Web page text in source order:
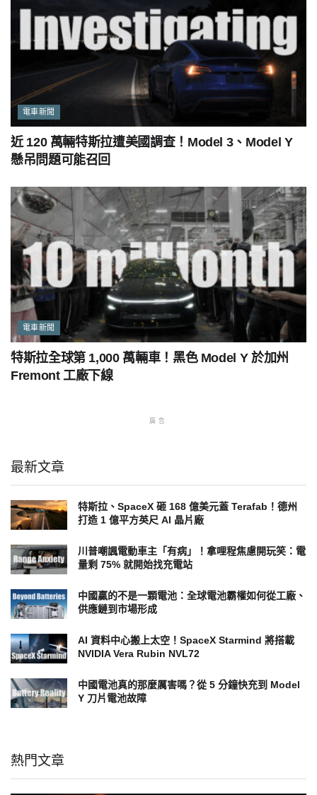
電車新聞
近 120 萬輛特斯拉遭美國調查！Model 3、Model Y
懸吊問題可能召回
電車新聞
特斯拉全球第 1,000 萬輛車！黑色 Model Y 於加州
Fremont 工廠下線
廣告
最新文章
特斯拉、SpaceX 砸 168 億美元蓋 Terafab！德州
打造 1 億平方英尺 AI 晶片廠
川普嘲諷電動車主「有病」！拿哩程焦慮開玩笑：電
量剩 75% 就開始找充電站
中國贏的不是一顆電池：全球電池霸權如何從工廠、
供應鏈到市場形成
AI 資料中心搬上太空！SpaceX Starmind 將搭載
NVIDIA Vera Rubin NVL72
中國電池真的那麼厲害嗎？從 5 分鐘快充到 Model
Y 刀片電池故障
熱門文章